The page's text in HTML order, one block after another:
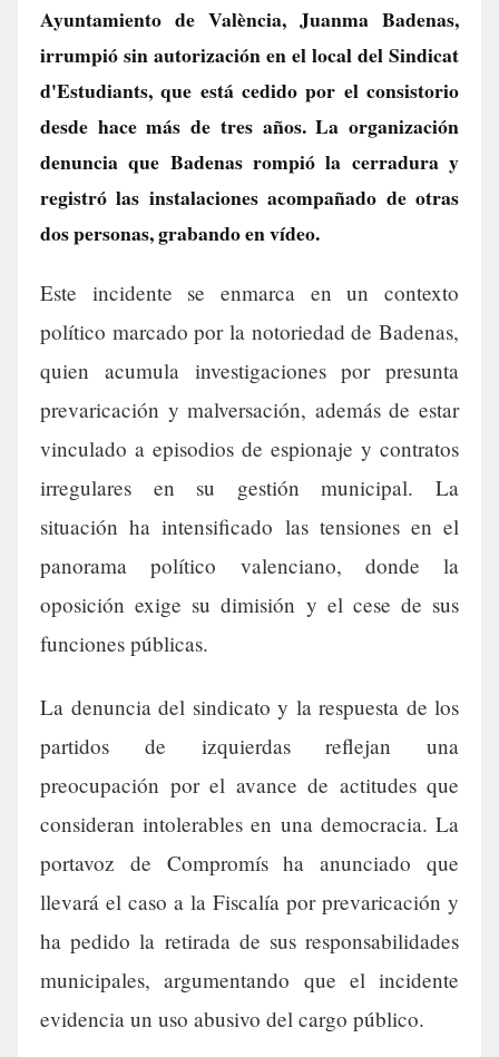
Ayuntamiento de València, Juanma Badenas,
irrumpió sin autorización en el local del Sindicat
d'Estudiants, que está cedido por el consistorio
desde hace más de tres años. La organización
denuncia que Badenas rompió la cerradura y
registró las instalaciones acompañado de otras
dos personas, grabando en vídeo.
Este incidente se enmarca en un contexto
político marcado por la notoriedad de Badenas,
quien acumula investigaciones por presunta
prevaricación y malversación, además de estar
vinculado a episodios de espionaje y contratos
irregulares en su gestión municipal. La
situación ha intensificado las tensiones en el
panorama político valenciano, donde la
oposición exige su dimisión y el cese de sus
funciones públicas.
La denuncia del sindicato y la respuesta de los
partidos de izquierdas reflejan una
preocupación por el avance de actitudes que
consideran intolerables en una democracia. La
portavoz de Compromís ha anunciado que
llevará el caso a la Fiscalía por prevaricación y
ha pedido la retirada de sus responsabilidades
municipales, argumentando que el incidente
evidencia un uso abusivo del cargo público.